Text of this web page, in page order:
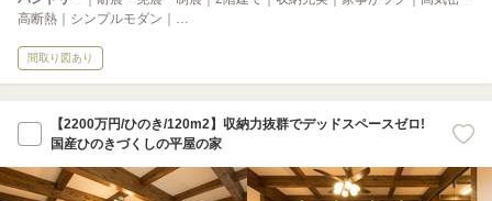
高断熱｜シンプルモダン｜…
間取り図あり
【2200万円/ひのき/120m2】収納力抜群でデッドスペースゼロ!
国産ひのきづくしの平屋の家